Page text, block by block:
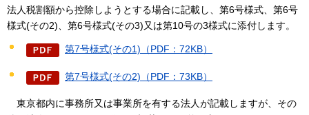
法人税割額から控除しようとする場合に記載し、第6号様式、第6号
様式(その2)、第6号様式(その3)又は第10号の3様式に添付します。
第7号様式(その1)（PDF：72KB）
第7号様式(その2)（PDF：73KB）
東京都内に事務所又は事業所を有する法人が記載しますが、その